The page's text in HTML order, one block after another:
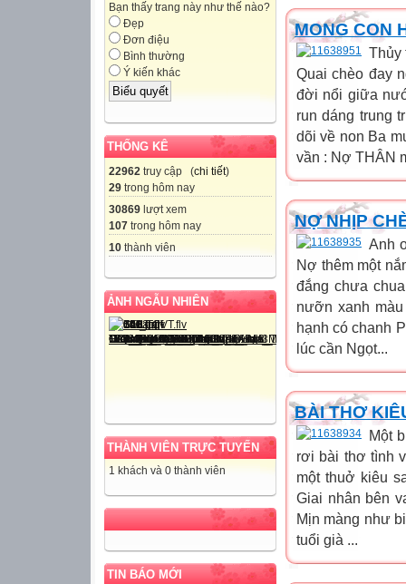
Bạn thấy trang này như thế nào?
Đẹp
Đơn điệu
Bình thường
Ý kiến khác
THỐNG KÊ
22962 truy cập (chi tiết)
29 trong hôm nay
30869 lượt xem
107 trong hôm nay
10 thành viên
ẢNH NGẪU NHIÊN
THÀNH VIÊN TRỰC TUYẾN
1 khách và 0 thành viên
TIN BÁO MỚI
MONG CON
Thủy
Quai chèo đay
đời nổi giữa
run dáng trung
dõi về non Ba
vần : Nợ THÂN
NỢ NHỊP
Anh
Nợ thêm một
đắng chưa
nưỡn xanh
hạnh có chanh
lúc cần Ngọt...
BÀI THƠ
Một
rơi bài thơ tình
một thuở kiêu
Giai nhân bên
Mịn màng như
tuổi già ...